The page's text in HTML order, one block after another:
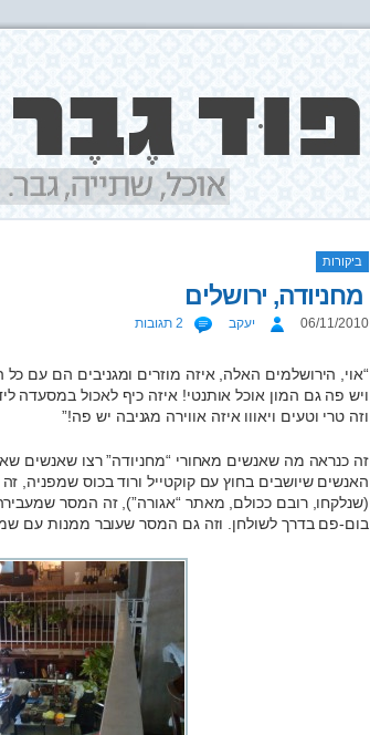
ביקורות
מחניודה, ירושלים
06/11/2010 יעקב 2 תגובות
“אוי, הירושלמים האלה, איזה מוזרים ומגניבים הם עם
ויש פה גם המון אוכל אותנטי! איזה כיף לאכול
וזה טרי וטעים ויאווו איזה אווירה מגניבה יש פה!”
זה כנראה מה שאנשים מאחורי “מחניודה” רצו שאנשים
האנשים שיושבים בחוץ עם קוקטייל ורוד בכוס שמפניה,
(שנלקחו, רובם ככולם, מאתר “אגורה”), זה המסר
בום-פם בדרך לשולחן. וזה גם המסר שעובר ממנות עם